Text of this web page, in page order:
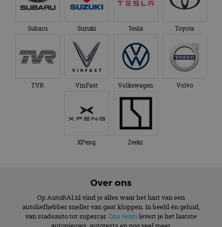
Subaru Suzuki Tesla Toyota
TVR VinFast Volkswagen Volvo
XPeng Zeekr
Over ons
Op AutoRAI.nl vind je alles waar het hart van een
autoliefhebber sneller van gaat kloppen. In beeld én geluid,
van stadsauto tot supercar. Ons teamlevert je het laatste